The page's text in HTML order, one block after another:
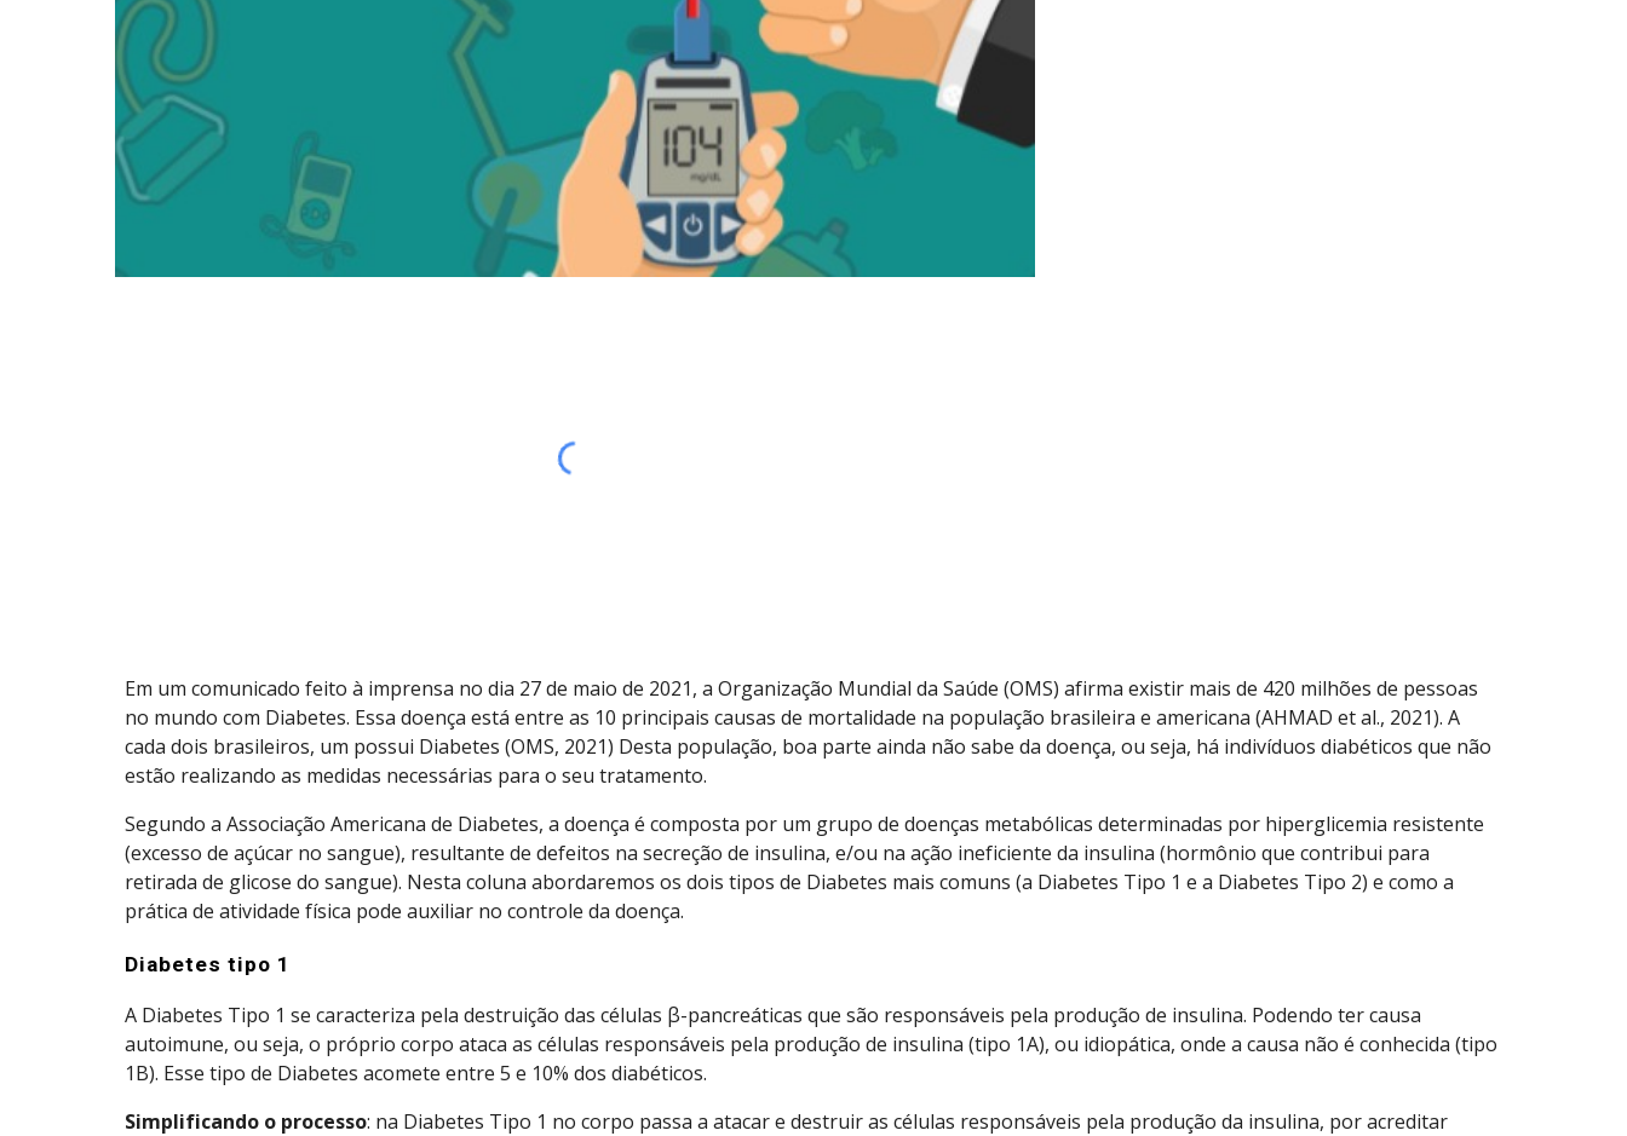
Em um comunicado feito à imprensa no dia 27 de maio de 2021, a Organização Mundial da Saúde (OMS) afirma existir mais de 420 milhões de pessoas
no mundo com Diabetes. Essa doença está entre as 10 principais causas de mortalidade na população brasileira e americana (AHMAD et al., 2021). A
cada dois brasileiros, um possui Diabetes (OMS, 2021) Desta população, boa parte ainda não sabe da doença, ou seja, há indivíduos diabéticos que não
estão realizando as medidas necessárias para o seu tratamento.
Segundo a Associação Americana de Diabetes, a doença é composta por um grupo de doenças metabólicas determinadas por hiperglicemia resistente
(excesso de açúcar no sangue), resultante de defeitos na secreção de insulina, e/ou na ação ineficiente da insulina (hormônio que contribui para
retirada de glicose do sangue). Nesta coluna abordaremos os dois tipos de Diabetes mais comuns (a Diabetes Tipo 1 e a Diabetes Tipo 2) e como a
prática de atividade física pode auxiliar no controle da doença.
Diabetes tipo 1
A Diabetes Tipo 1 se caracteriza pela destruição das células β-pancreáticas que são responsáveis pela produção de insulina. Podendo ter causa
autoimune, ou seja, o próprio corpo ataca as células responsáveis pela produção de insulina (tipo 1A), ou idiopática, onde a causa não é conhecida (tipo
1B). Esse tipo de Diabetes acomete entre 5 e 10% dos diabéticos.
Simplificando o processo: na Diabetes Tipo 1 no corpo passa a atacar e destruir as células responsáveis pela produção da insulina, por acreditar